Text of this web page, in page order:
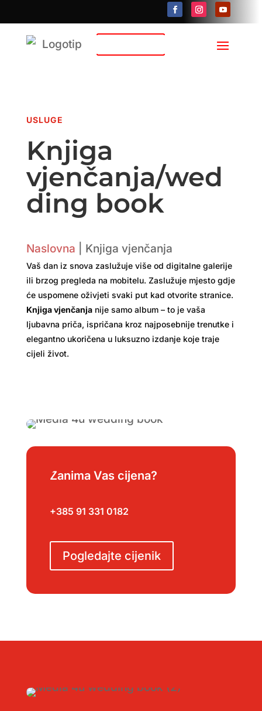
USLUGE
Knjiga
vjenčanja/wed
ding book
Naslovna Knjiga vjenčanja
Vaš dan iz snova zaslužuje više od digitalne galerije
ili brzog pregleda na mobitelu. Zaslužuje mjesto gdje
će uspomene oživjeti svaki put kad otvorite stranice.
Knjiga vjenčanjanije samo album – to je vaša
ljubavna priča, ispričana kroz najposebnije trenutke i
elegantno ukoričena u luksuzno izdanje koje traje
cijeli život.
Zanima Vas cijena?
+385 91 331 0182
Pogledajte cijenik